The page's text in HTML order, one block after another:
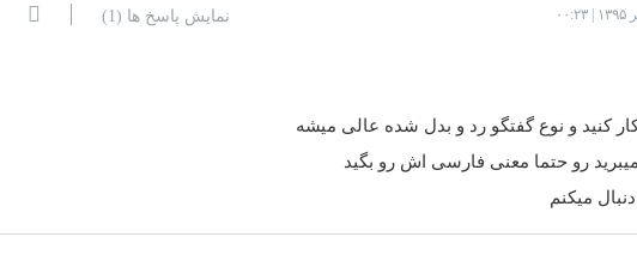
نمایش پاسخ ها (1)
کنید و نوع گفتگو رد و بدل شده عالی میشه
رو حتما معنی فارسی اش رو بگید
میکنم